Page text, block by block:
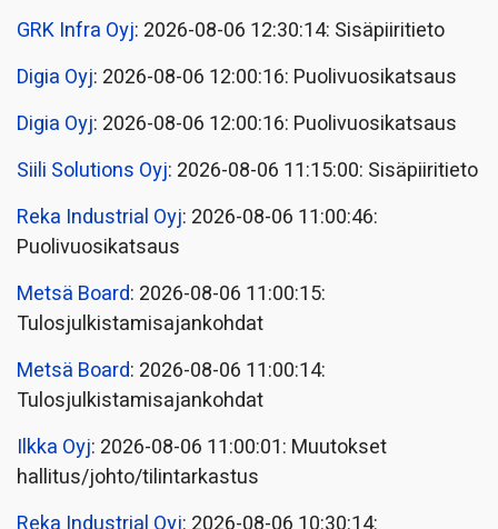
GRK Infra Oyj: 2026-08-06 12:30:14: Sisäpiiritieto
Digia Oyj: 2026-08-06 12:00:16: Puolivuosikatsaus
Digia Oyj: 2026-08-06 12:00:16: Puolivuosikatsaus
Siili Solutions Oyj: 2026-08-06 11:15:00: Sisäpiiritieto
Reka Industrial Oyj: 2026-08-06 11:00:46:
Puolivuosikatsaus
Metsä Board: 2026-08-06 11:00:15:
Tulosjulkistamisajankohdat
Metsä Board: 2026-08-06 11:00:14:
Tulosjulkistamisajankohdat
Ilkka Oyj: 2026-08-06 11:00:01: Muutokset
hallitus/johto/tilintarkastus